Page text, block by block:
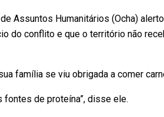
Assuntos Humanitários (Ocha)
do conflito e que o território não
família se viu obrigada a comer
fontes de proteína”, disse ele.